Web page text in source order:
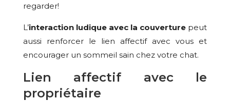
regarder!
L’interaction ludique avec la couverture peut
aussi renforcer le lien affectif avec vous et
encourager un sommeil sain chez votre chat.
Lien affectif avec le
propriétaire